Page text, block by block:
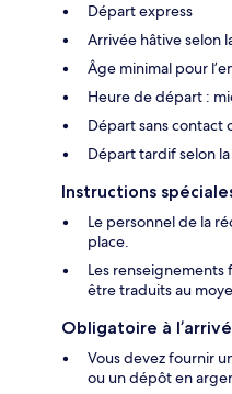
Départ express
Arrivée hâtive selon
Âge minimal pour
Heure de départ :
Départ sans contact
Départ tardif selon
Instructions
Le personnel de la
place.
Les
être traduits au
Obligatoire à
Vous devez fournir
ou un dépôt en